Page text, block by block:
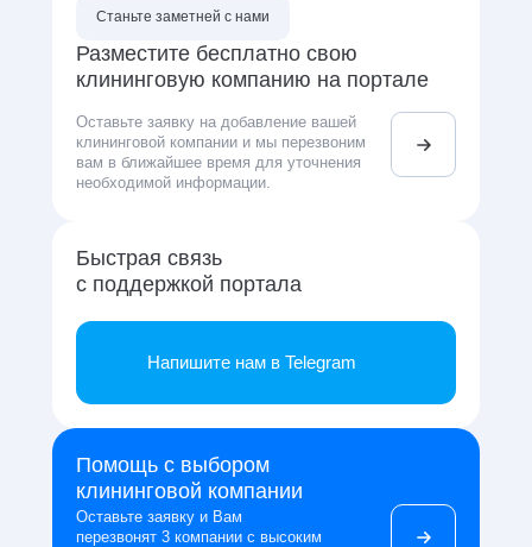
Разместите бесплатно свою
клининговую компанию на портале
Станьте заметней с нами
Оставьте заявку на добавление вашей
клининговой компании и мы перезвоним
вам в ближайшее время для уточнения
необходимой информации.
Быстрая связь
с поддержкой портала
Напишите нам в Telegram
Помощь с выбором
клининговой компании
Оставьте заявку и Вам
перезвонят 3 компании с высоким